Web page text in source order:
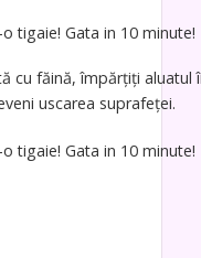
cu făină, împărțiți
uscarea suprafeței.